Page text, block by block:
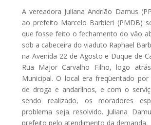
A vereadora Juliana Andrião Damus
ao prefeito Marcelo Barbieri (PMDB)
que fosse feito o fechamento do vão
sob a cabeceira do viaduto Raphael
na Avenida 22 de Agosto e Duque de
Rua Major Carvalho Filho, logo
Municipal. O local era freqüentado por
de droga e andarilhos, e com o
sendo realizado, os moradores
problema seja resolvido. Juliana
prefeito pelo atendimento da demanda.